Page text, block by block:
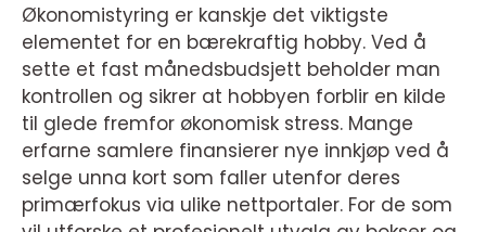
Økonomistyring er kanskje det viktigste
elementet for en bærekraftig hobby. Ved å
sette et fast månedsbudsjett beholder man
kontrollen og sikrer at hobbyen forblir en kilde
til glede fremfor økonomisk stress. Mange
erfarne samlere finansierer nye innkjøp ved å
selge unna kort som faller utenfor deres
primærfokus via ulike nettportaler. For de som